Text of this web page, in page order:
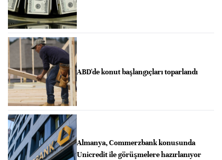
ABD'de konut başlangıçları toparlandı
Almanya, Commerzbank konusunda
Unicredit ile görüşmelere hazırlanıyor